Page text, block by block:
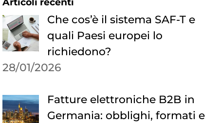
Articoli recenti
Che cos’è il sistema SAF-T e
quali Paesi europei lo
richiedono?
28/01/2026
Fatture elettroniche B2B in
Germania: obblighi, formati e